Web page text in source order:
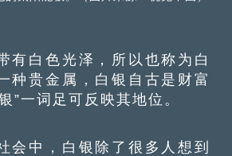
白色光泽，所以也称为白
种贵金属，白银自古是财富
”一词足可反映其地位。
中，白银除了很多人想到